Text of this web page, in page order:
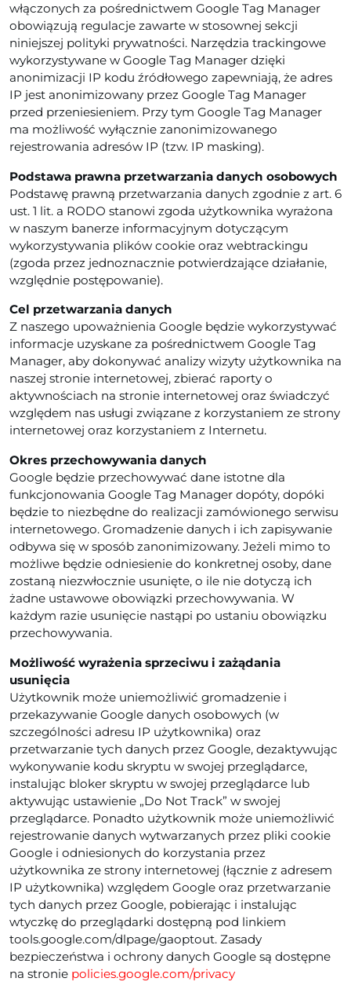
włączonych za pośrednictwem Google Tag Manager
obowiązują regulacje zawarte w stosownej sekcji
niniejszej polityki prywatności. Narzędzia trackingowe
wykorzystywane w Google Tag Manager dzięki
anonimizacji IP kodu źródłowego zapewniają, że adres
IP jest anonimizowany przez Google Tag Manager
przed przeniesieniem. Przy tym Google Tag Manager
ma możliwość wyłącznie zanonimizowanego
rejestrowania adresów IP (tzw. IP masking).
Podstawa prawna przetwarzania danych osobowych
Podstawę prawną przetwarzania danych zgodnie z art. 6
ust. 1 lit. a RODO stanowi zgoda użytkownika wyrażona
w naszym banerze informacyjnym dotyczącym
wykorzystywania plików cookie oraz webtrackingu
(zgoda przez jednoznacznie potwierdzające działanie,
względnie postępowanie).
Cel przetwarzania danych
Z naszego upoważnienia Google będzie wykorzystywać
informacje uzyskane za pośrednictwem Google Tag
Manager, aby dokonywać analizy wizyty użytkownika na
naszej stronie internetowej, zbierać raporty o
aktywnościach na stronie internetowej oraz świadczyć
względem nas usługi związane z korzystaniem ze strony
internetowej oraz korzystaniem z Internetu.
Okres przechowywania danych
Google będzie przechowywać dane istotne dla
funkcjonowania Google Tag Manager dopóty, dopóki
będzie to niezbędne do realizacji zamówionego serwisu
internetowego. Gromadzenie danych i ich zapisywanie
odbywa się w sposób zanonimizowany. Jeżeli mimo to
możliwe będzie odniesienie do konkretnej osoby, dane
zostaną niezwłocznie usunięte, o ile nie dotyczą ich
żadne ustawowe obowiązki przechowywania. W
każdym razie usunięcie nastąpi po ustaniu obowiązku
przechowywania.
Możliwość wyrażenia sprzeciwu i zażądania
usunięcia
Użytkownik może uniemożliwić gromadzenie i
przekazywanie Google danych osobowych (w
szczególności adresu IP użytkownika) oraz
przetwarzanie tych danych przez Google, dezaktywując
wykonywanie kodu skryptu w swojej przeglądarce,
instalując bloker skryptu w swojej przeglądarce lub
aktywując ustawienie „Do Not Track” w swojej
przeglądarce. Ponadto użytkownik może uniemożliwić
rejestrowanie danych wytwarzanych przez pliki cookie
Google i odniesionych do korzystania przez
użytkownika ze strony internetowej (łącznie z adresem
IP użytkownika) względem Google oraz przetwarzanie
tych danych przez Google, pobierając i instalując
wtyczkę do przeglądarki dostępną pod linkiem
tools.google.com/dlpage/gaoptout. Zasady
bezpieczeństwa i ochrony danych Google są dostępne
na stronie policies.google.com/privacy